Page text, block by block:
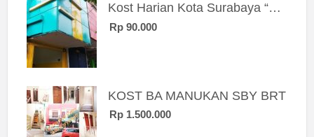
Kost Harian Kota Surabaya “Sierra Kost”
Rp 90.000
KOST BA MANUKAN SBY BRT
Rp 1.500.000